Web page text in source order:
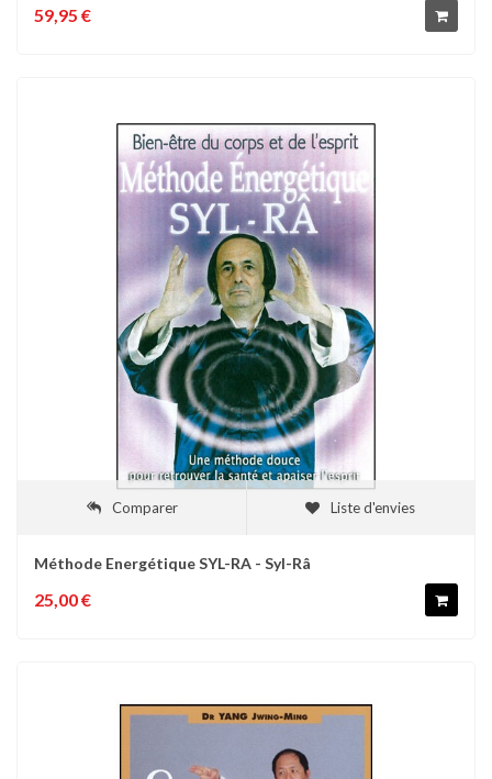
59,95 €
Comparer Liste d'envies
Méthode Energétique SYL-RA - Syl-Râ
25,00 €